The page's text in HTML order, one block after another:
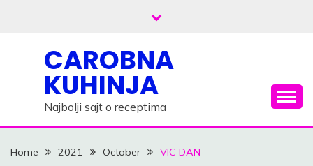
CAROBNA
KUHINJA
Najbolji sajt o receptima
Home 2021 October VIC DAN